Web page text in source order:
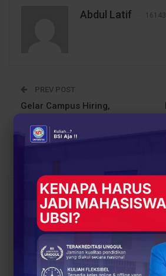
Abdul Latif
PREV POST
Gelar Campus Hiring,
Hadirkan PT Sumber
Sarana Putra
You Might Also Like
BERITA